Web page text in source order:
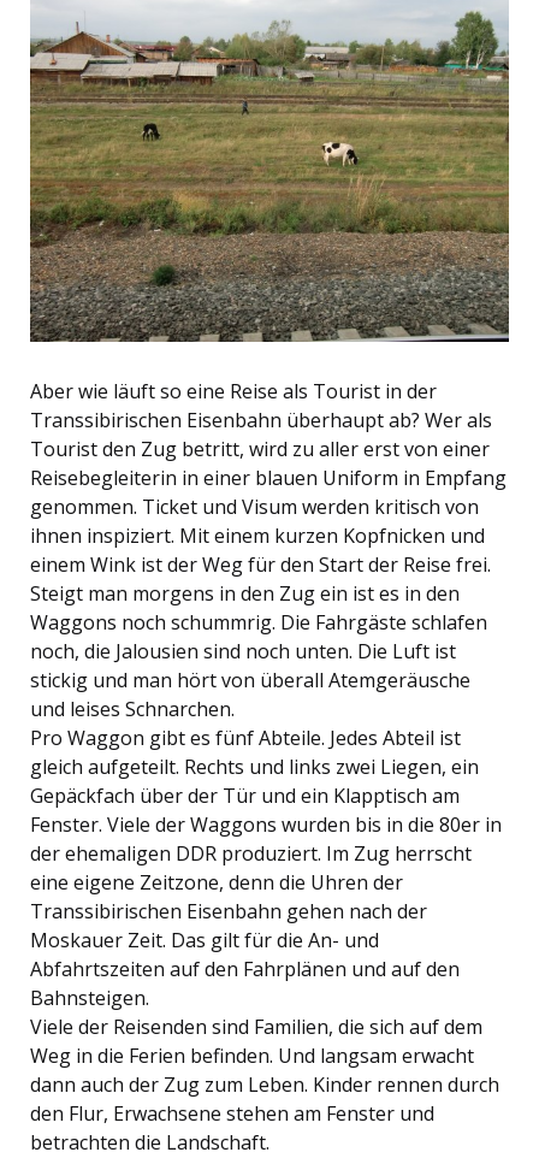
Aber wie läuft so eine Reise als Tourist in der
Transsibirischen Eisenbahn überhaupt ab? Wer als
Tourist den Zug betritt, wird zu aller erst von einer
Reisebegleiterin in einer blauen Uniform in Empfang
genommen. Ticket und Visum werden kritisch von
ihnen inspiziert. Mit einem kurzen Kopfnicken und
einem Wink ist der Weg für den Start der Reise frei.
Steigt man morgens in den Zug ein ist es in den
Waggons noch schummrig. Die Fahrgäste schlafen
noch, die Jalousien sind noch unten. Die Luft ist
stickig und man hört von überall Atemgeräusche
und leises Schnarchen.
Pro Waggon gibt es fünf Abteile. Jedes Abteil ist
gleich aufgeteilt. Rechts und links zwei Liegen, ein
Gepäckfach über der Tür und ein Klapptisch am
Fenster. Viele der Waggons wurden bis in die 80er in
der ehemaligen DDR produziert. Im Zug herrscht
eine eigene Zeitzone, denn die Uhren der
Transsibirischen Eisenbahn gehen nach der
Moskauer Zeit. Das gilt für die An- und
Abfahrtszeiten auf den Fahrplänen und auf den
Bahnsteigen.
Viele der Reisenden sind Familien, die sich auf dem
Weg in die Ferien befinden. Und langsam erwacht
dann auch der Zug zum Leben. Kinder rennen durch
den Flur, Erwachsene stehen am Fenster und
betrachten die Landschaft.